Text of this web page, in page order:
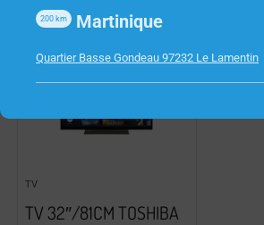
TV
TV 32″/81CM TOSHIBA
Martinique
200 km
Quartier Basse Gondeau 97232 Le Lamentin